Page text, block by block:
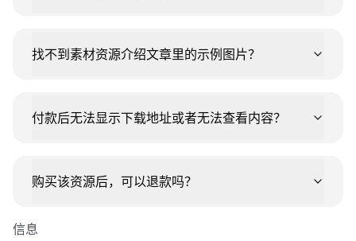
找不到素材资源介绍文章里的示例图片？
付款后无法显示下载地址或者无法查看内容？
购买该资源后，可以退款吗？
信息